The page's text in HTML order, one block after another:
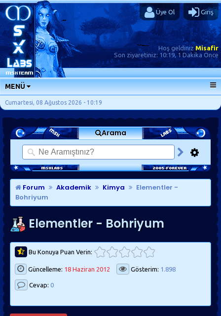
Üye Ol Giriş
Hoş geldinizMisafir
Son ziyaretiniz: 10:19, 1 Dakika Önce
MENÜ
ANA SAYFA
FORUMLAR
SORU-CEVAP
GÜNLÜKLER
SON MESAJLAR
KISAYOLLAR
Cumartesi, 08 Ağustos 2026 - 10:19
Arama
Forum Akademik Kimya
Elementler -
Bohriyum
Elementler - Bohriyum
Bu Konuya Puan Verin:
Güncelleme: 18 Haziran 2012 Gösterim: 1.898
Cevap: 0